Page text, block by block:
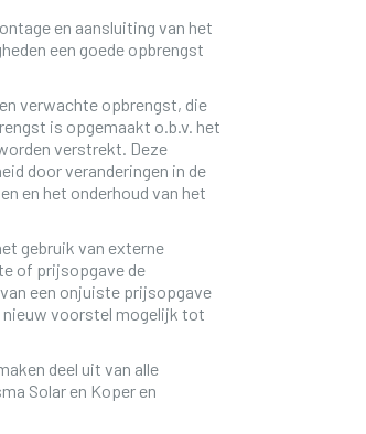
en aansluiting van het
een goede opbrengst
verwachte opbrengst, die
is opgemaakt o.b.v. het
verstrekt. Deze
door veranderingen in de
en het onderhoud van het
gebruik van externe
of prijsopgave de
een onjuiste prijsopgave
nieuw voorstel mogelijk tot
deel uit van alle
Solar en Koper en